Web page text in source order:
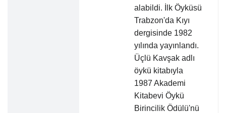
alabildi. İlk Öyküsü
Trabzon'da Kıyı
dergisinde 1982
yılında yayınlandı.
Üçlü Kavşak adlı
öykü kitabıyla
1987 Akademi
Kitabevi Öykü
Birincilik Ödülü'nü